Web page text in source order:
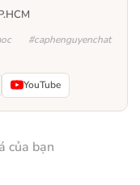
#caphenguyenchat
YouTube
của bạn